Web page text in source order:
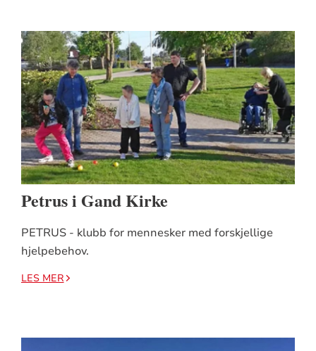
Petrus i Gand Kirke
PETRUS - klubb for mennesker med forskjellige
hjelpebehov.
LES MER